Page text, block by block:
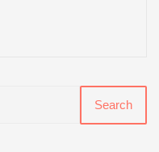
Search